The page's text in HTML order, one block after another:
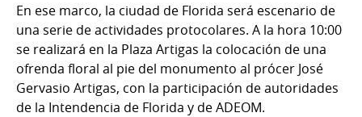
En ese marco, la ciudad de Florida será escenario de
una serie de actividades protocolares. A la hora 10:00
se realizará en la Plaza Artigas la colocación de una
ofrenda floral al pie del monumento al prócer José
Gervasio Artigas, con la participación de autoridades
de la Intendencia de Florida y de ADEOM.